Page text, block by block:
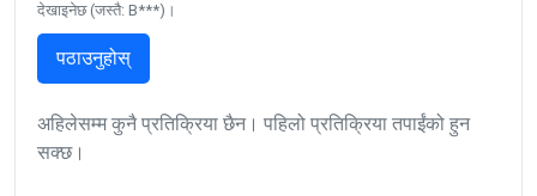
देखाइनेछ (जस्तै: B***)।
पठाउनुहोस्
अहिलेसम्म कुनै प्रतिक्रिया छैन। पहिलो प्रतिक्रिया तपाईंको हुन
सक्छ।